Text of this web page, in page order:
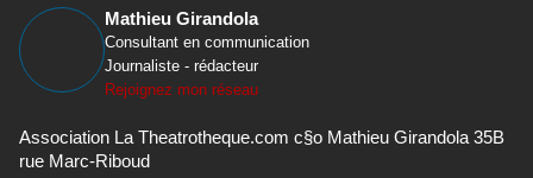
Mathieu Girandola
Consultant en communication
Journaliste - rédacteur
Rejoignez mon réseau
Association La Theatrotheque.com c§o Mathieu Girandola 35B
rue Marc-Riboud